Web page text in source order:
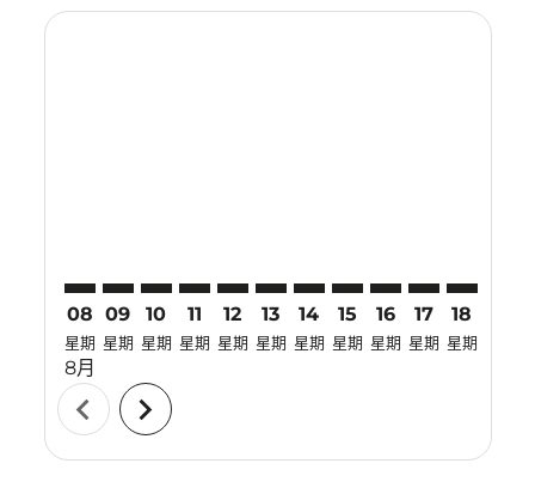
08
星期
8月
09
星期
10
星期
11
星期
12
星期
13
星期
14
星期
15
星期
16
星期
17
星期
18
星期
chevron_left chevron_right